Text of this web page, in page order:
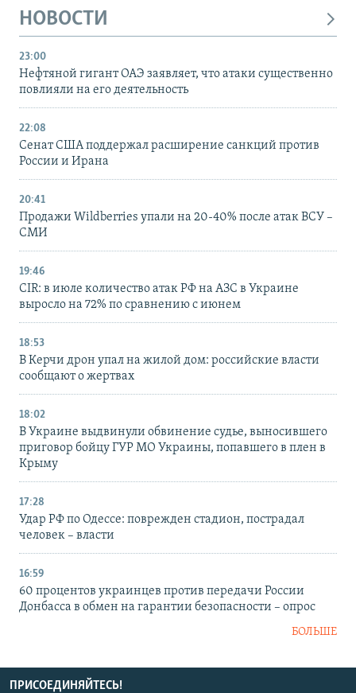
НОВОСТИ
23:00
Нефтяной гигант ОАЭ заявляет, что атаки существенно
повлияли на его деятельность
22:08
Сенат США поддержал расширение санкций против
России и Ирана
20:41
Продажи Wildberries упали на 20-40% после атак ВСУ –
СМИ
19:46
CIR: в июле количество атак РФ на АЗС в Украине
выросло на 72% по сравнению с июнем
18:53
В Керчи дрон упал на жилой дом: российские власти
сообщают о жертвах
18:02
В Украине выдвинули обвинение судье, выносившего
приговор бойцу ГУР МО Украины, попавшего в плен в
Крыму
17:28
Удар РФ по Одессе: поврежден стадион, пострадал
человек – власти
16:59
60 процентов украинцев против передачи России
Донбасса в обмен на гарантии безопасности – опрос
БОЛЬШЕ
ПРИСОЕДИНЯЙТЕСЬ!